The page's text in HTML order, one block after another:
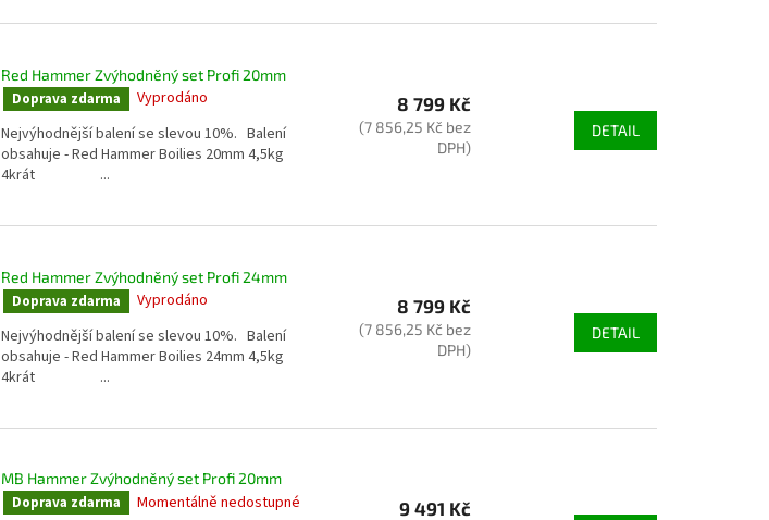
Red Hammer Zvýhodněný set Profi 20mm
Doprava zdarma
Vyprodáno
Nejvýhodnější balení se slevou 10%. Balení
obsahuje - Red Hammer Boilies 20mm 4,5kg
4krát ...
8 799 Kč
(7 856,25 Kč bez
DPH)
DETAIL
Red Hammer Zvýhodněný set Profi 24mm
Doprava zdarma
Vyprodáno
Nejvýhodnější balení se slevou 10%. Balení
obsahuje - Red Hammer Boilies 24mm 4,5kg
4krát ...
8 799 Kč
(7 856,25 Kč bez
DPH)
DETAIL
MB Hammer Zvýhodněný set Profi 20mm
Doprava zdarma
Momentálně nedostupné
9 491 Kč